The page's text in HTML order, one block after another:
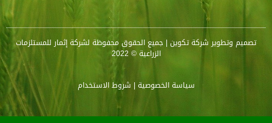
تصميم وتطويرشركة تكوين | جميع الحقوق محفوظة لشركة إثمار للمستلزمات
الزراعية © 2022
سياسة الخصوصية | شروط الاستخدام